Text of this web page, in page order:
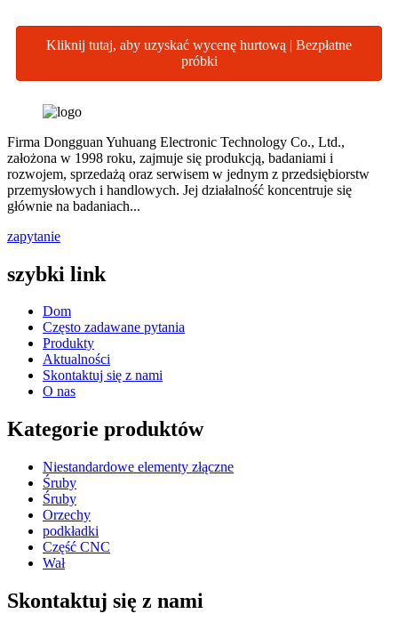
Kliknij tutaj, aby uzyskać wycenę hurtową | Bezpłatne
próbki
Firma Dongguan Yuhuang Electronic Technology Co., Ltd.,
założona w 1998 roku, zajmuje się produkcją, badaniami i
rozwojem, sprzedażą oraz serwisem w jednym z przedsiębiorstw
przemysłowych i handlowych. Jej działalność koncentruje się
głównie na badaniach...
zapytanie
szybki link
Dom
Często zadawane pytania
Produkty
Aktualności
Skontaktuj się z nami
O nas
Kategorie produktów
Niestandardowe elementy złączne
Śruby
Śruby
Orzechy
podkładki
Część CNC
Wał
Skontaktuj się z nami